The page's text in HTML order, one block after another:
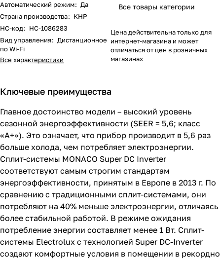
Автоматический режим: Да
Страна производства: КНР
НС-код: НС-1086283
Вид управления: Дистанционное
по Wi-Fi
Все характеристики
Все товары категории
Цена действительна только для
интернет-магазина и может
отличаться от цен в розничных
магазинах
Ключевые преимущества
Главное достоинство модели – высокий уровень
сезонной энергоэффективности (SEER = 5,6; класс
«А+»). Это означает, что прибор производит в 5,6 раз
больше холода, чем потребляет электроэнергии.
Сплит-системы MONACO Super DC Inverter
соответствуют самым строгим стандартам
энергоэффективности, принятым в Европе в 2013 г. По
сравнению с традиционными сплит-системами, они
потребляют на 40% меньше электроэнергии, отличаясь
более стабильной работой. В режиме ожидания
потребление энергии составляет менее 1 Вт. Сплит-
системы Eleсtrolux с технологией Super DC-Inverter
создают комфортные условия в помещении в рекордно